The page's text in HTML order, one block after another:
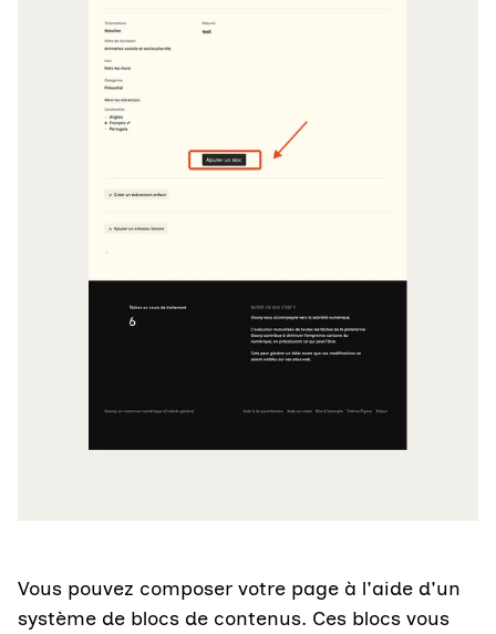
Vous pouvez composer votre page à l'aide d'un
système de blocs de contenus. Ces blocs vous